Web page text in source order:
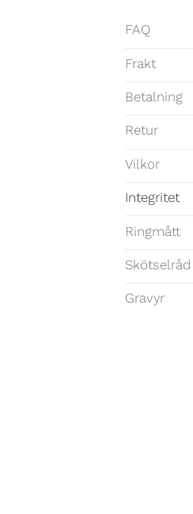
FAQ
Frakt
Betalning
Retur
Vilkor
Integritet
Ringmått
Skötselråd
Gravyr